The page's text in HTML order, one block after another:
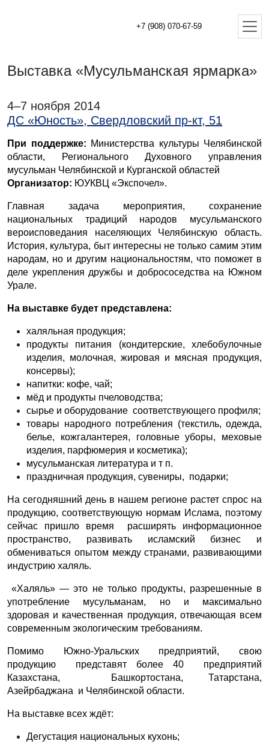
+7 (908) 070-67-59
Выставка «Мусульманская ярмарка»
4–7 ноября 2014
ДС «Юность», Свердловский пр-кт, 51
При поддержке: Министерства культуры Челябинской
области, Регионального Духовного управления
мусульман Челябинской и Курганской областей
Организатор: ЮУКВЦ «Экспочел».
Главная задача мероприятия, сохранение
национальных традиций народов мусульманского
вероисповедания населяющих Челябинскую область.
История, культура, быт интересны не только самим этим
народам, но и другим национальностям, что поможет в
деле укрепления дружбы и добрососедства на Южном
Урале.
На выставке будет представлена:
халяльная продукция;
продукты питания (кондитерские, хлебобулочные
изделия, молочная, жировая и мясная продукция,
консервы);
напитки: кофе, чай;
мёд и продукты пчеловодства;
сырье и оборудование соответствующего профиля;
товары народного потребления (текстиль, одежда,
белье, кожгалантерея, головные уборы, меховые
изделия, парфюмерия и косметика);
мусульманская литература и т п.
праздничная продукция, сувениры, подарки;
На сегодняшний день в нашем регионе растет спрос на
продукцию, соответствующую нормам Ислама, поэтому
сейчас пришло время расширять информационное
пространство, развивать исламский бизнес и
обмениваться опытом между странами, развивающими
индустрию халяль.
«Халяль» — это не только продукты, разрешенные в
употребление мусульманам, но и максимально
здоровая и качественная продукция, отвечающая всем
современным экологическим требованиям.
Помимо Южно-Уральских предприятий, свою
продукцию представят более 40 предприятий
Казахстана, Башкортостана, Татарстана,
Азейрбаджана и Челябинской области.
На выставке всех ждёт:
Дегустация национальных кухонь;